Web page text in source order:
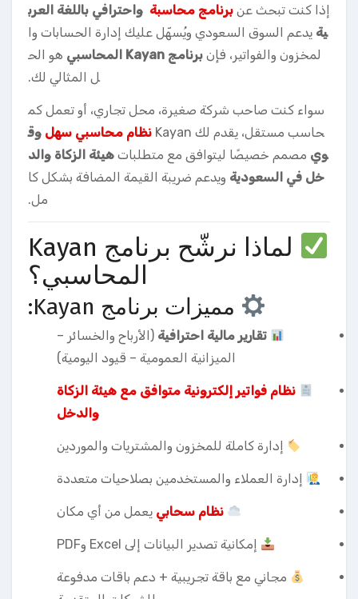
إذا كنت تبحث عن برنامج محاسبة واحترافي باللغة العرب
ية يدعم السوق السعودي ويُسهّل عليك إدارة الحسابات وا
لمخزون والفواتير، فإن برنامج Kayan المحاسبي
هو الح
ل المثالي لك.
سواء كنت صاحب شركة صغيرة، محل تجاري، أو تعمل كم
حاسب مستقل، يقدم لك Kayan
نظام محاسبي سهل وق
وي مصمم خصيصًا ليتوافق مع متطلبات هيئة الزكاة والد
خل في السعودية ويدعم ضريبة القيمة المضافة بشكل كا
مل.
لماذا نرشّح برنامج Kayan
المحاسبي؟
مميزات برنامج Kayan:
تقارير مالية احترافية (الأرباح والخسائر –
الميزانية العمومية – قيود اليومية)
نظام فواتير إلكترونية متوافق مع هيئة الزكاة
والدخل
إدارة كاملة للمخزون والمشتريات والموردين
إدارة العملاء والمستخدمين بصلاحيات متعددة
نظام سحابي يعمل من أي مكان
إمكانية تصدير البيانات إلى Excel وPDF
مجاني مع باقة تجريبية + دعم باقات مدفوعة